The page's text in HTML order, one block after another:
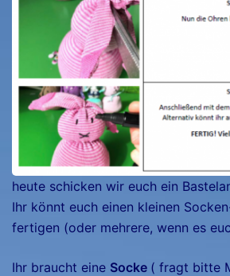
heute schicken wir euch ein
Ihr könnt euch einen kleinen
fertigen (oder mehrere, wenn es
Ihr braucht eine Socke ( fragt bitte